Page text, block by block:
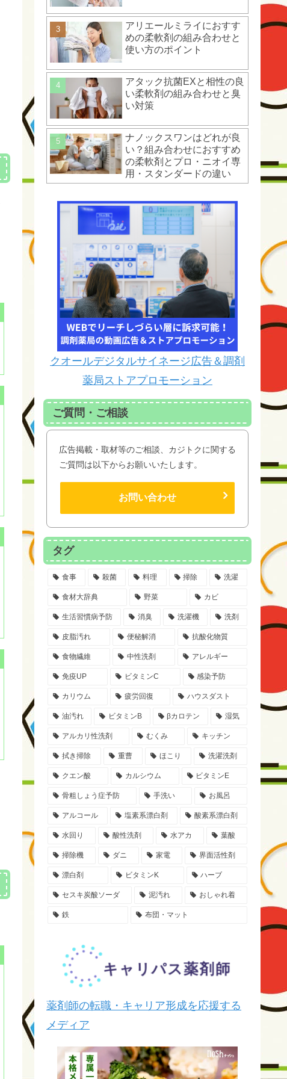
アリエールミライにおすす
めの柔軟剤の組み合わせと
使い方のポイント
アタック抗菌EXと相性の良
い柔軟剤の組み合わせと臭
い対策
ナノックスワンはどれが良
い？組み合わせにおすすめ
の柔軟剤とプロ・ニオイ専
用・スタンダードの違い
クオールデジタルサイネージ広告＆調剤
薬局ストアプロモーション
ご質問・ご相談
広告掲載・取材等のご相談、カジトクに関する
ご質問は以下からお願いいたします。
お問い合わせ
タグ
食事 殺菌 料理 掃除 洗濯
食材大辞典 野菜 カビ
生活習慣病予防 消臭 洗濯機 洗剤
皮脂汚れ 便秘解消 抗酸化物質
食物繊維 中性洗剤 アレルギー
免疫UP ビタミンC 感染予防
カリウム 疲労回復 ハウスダスト
油汚れ ビタミンB βカロテン 湿気
アルカリ性洗剤 むくみ キッチン
拭き掃除 重曹 ほこり 洗濯洗剤
クエン酸 カルシウム ビタミンE
骨粗しょう症予防 手洗い お風呂
アルコール 塩素系漂白剤 酸素系漂白剤
水回り 酸性洗剤 水アカ 葉酸
掃除機 ダニ 家電 界面活性剤
漂白剤 ビタミンK ハーブ
セスキ炭酸ソーダ 泥汚れ おしゃれ着
鉄 布団・マット
薬剤師の転職・キャリア形成を応援する
メディア